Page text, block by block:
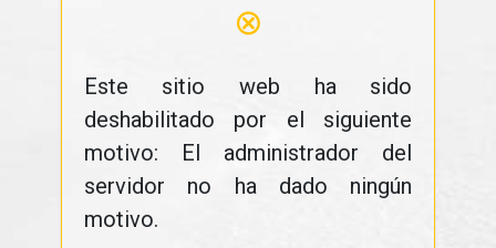
⊗
Este sitio web ha sido
deshabilitado por el siguiente
motivo: El administrador del
servidor no ha dado ningún
motivo.